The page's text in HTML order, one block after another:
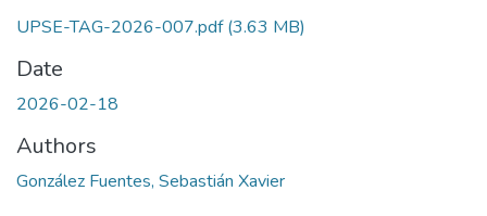
UPSE-TAG-2026-007.pdf(3.63 MB)
Date
2026-02-18
Authors
González Fuentes, Sebastián Xavier